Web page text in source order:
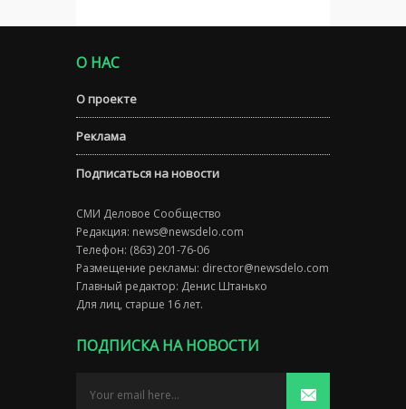
О НАС
О проекте
Реклама
Подписаться на новости
СМИ Деловое Сообщество
Редакция: news@newsdelo.com
Телефон: (863) 201-76-06
Размещение рекламы: director@newsdelo.com
Главный редактор: Денис Штанько
Для лиц, старше 16 лет.
ПОДПИСКА НА НОВОСТИ